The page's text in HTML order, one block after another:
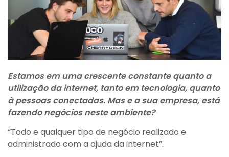
Estamos em uma crescente constante quanto a
utilização da internet, tanto em tecnologia, quanto
à pessoas conectadas. Mas e a sua empresa, está
fazendo negócios neste ambiente?
“Todo e qualquer tipo de negócio realizado e
administrado com a ajuda da internet”.